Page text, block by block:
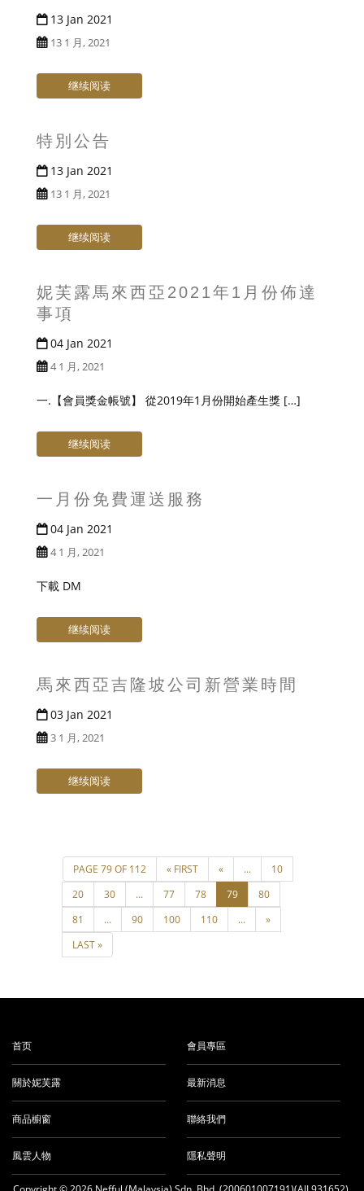
13 Jan 2021
13 1 月, 2021
继续阅读
特別公告
13 Jan 2021
13 1 月, 2021
继续阅读
妮芙露馬來西亞2021年1月份佈達
事項
04 Jan 2021
4 1 月, 2021
一.【會員獎金帳號】 從2019年1月份開始產生獎 […]
继续阅读
一月份免費運送服務
04 Jan 2021
4 1 月, 2021
下載 DM
继续阅读
馬來西亞吉隆坡公司新營業時間
03 Jan 2021
3 1 月, 2021
继续阅读
首页
關於妮芙露
商品櫥窗
風雲人物
會員專區
最新消息
聯絡我們
隱私聲明